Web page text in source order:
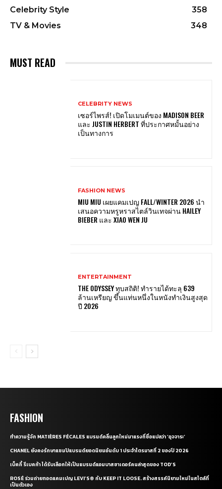
Celebrity Style
358
TV & Movies
348
MUST READ
CELEBRITY NEWS
เซอร์ไพรส์! เปิดโมเมนต์ของ MADISON BEER
และ JUSTIN HERBERT ที่ประกาศหมั้นอย่าง
เป็นทางการ
FASHION NEWS
MIU MIU เผยแคมเปญ FALL/WINTER 2026 นำ
เสนอความหรูหราสไตล์วินเทจผ่าน HAILEY
BIEBER และ XIAO WEN JU
ENTERTAINMENT
THE ODYSSEY ทุบสถิติ! ทำรายได้ทะลุ 639
ล้านเหรียญ ขึ้นแท่นหนึ่งในหนังทำเงินสูงสุด
ปี 2026
FASHION
ทำความรู้จัก MATIÈRES FÉCALES แบรนด์คลื่นลูกใหม่มาแรงที่ชื่อแปลว่า ‘อุจจาระ’
CHANEL ยังคงรักษาแชมป์แบรนด์ยอดนิยมอันดับ 1 ประจำไตรมาสที่ 2 ของปี 2026
เบ็คกี้ รีเบคก้า ได้รับเลือกให้เป็นแบรนด์แอมบาสซาเดอร์คนล่าสุดของ TOD’S
ROSÉ ร่วมถ่ายทอดแคมเปญ LEVI’S® กับ KEEP IT LOOSE. สร้างสรรค์นิยามใหม่ในสไตล์ที่
เป็นตัวเอง